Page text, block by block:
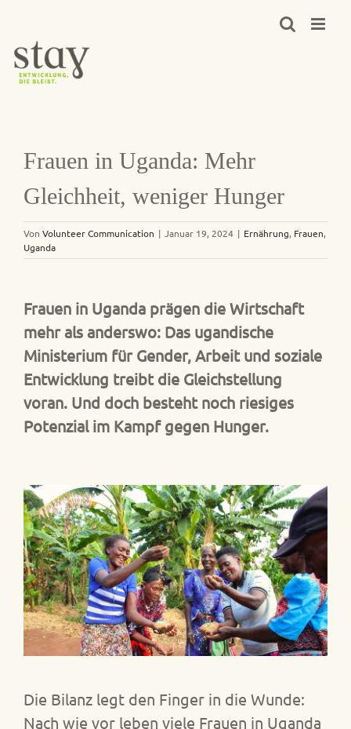
springen
Frauen in Uganda: Mehr
Gleichheit, weniger Hunger
Von Volunteer Communication | Januar 19, 2024 | Ernährung, Frauen,
Uganda
Frauen in Uganda prägen die Wirtschaft
mehr als anderswo: Das ugandische
Ministerium für Gender, Arbeit und soziale
Entwicklung treibt die Gleichstellung
voran. Und doch besteht noch riesiges
Potenzial im Kampf gegen Hunger.
Die Bilanz legt den Finger in die Wunde:
Nach wie vor leben viele Frauen in Uganda